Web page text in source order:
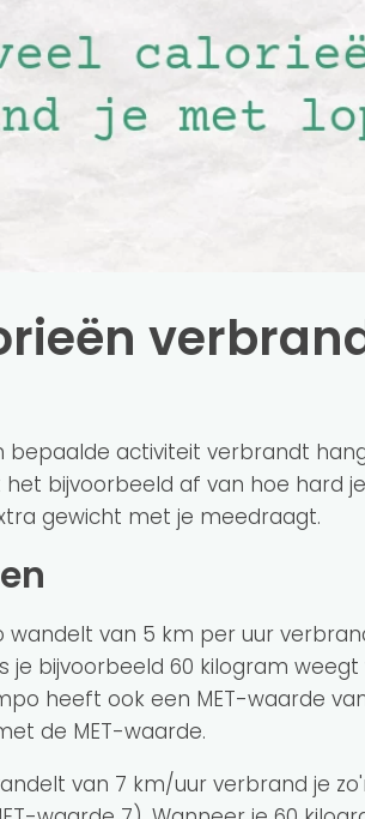
bepaalde activiteit verbrandt
bijvoorbeeld af van hoe hard
gewicht met je meedraagt.
van 5 km per uur
je bijvoorbeeld 60 kilogram
heeft ook een MET-waarde
de MET-waarde.
van 7 km/uur verbrand je